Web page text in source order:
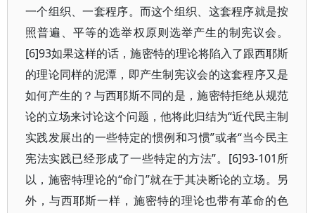
一个组织、一套程序。而这个组织、这套程序就是按
照普遍、平等的选举权原则选举产生的制宪议会。
[6]93如果这样的话，施密特的理论将陷入了跟西耶斯
的理论同样的泥潭，即产生制宪议会的这套程序又是
如何产生的？与西耶斯不同的是，施密特拒绝从规范
论的立场来讨论这个问题，他将此归结为“近代民主制
实践发展出的一些特定的惯例和习惯”或者“当今民主
宪法实践已经形成了一些特定的方法”。[6]93-101所
以，施密特理论的“命门”就在于其决断论的立场。另
外，与西耶斯一样，施密特的理论也带有革命的色